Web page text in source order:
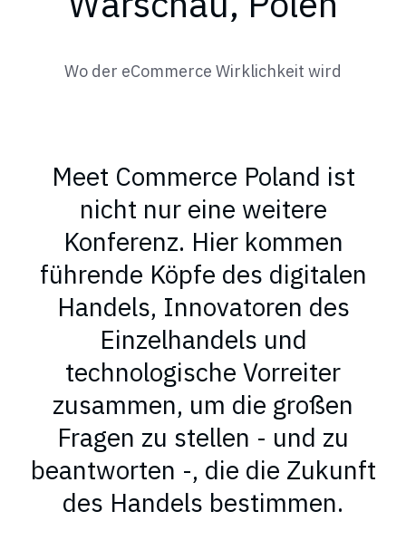
Wo der eCommerce Wirklichkeit wird
Meet Commerce Poland ist
nicht nur eine weitere
Konferenz. Hier kommen
führende Köpfe des digitalen
Handels, Innovatoren des
Einzelhandels und
technologische Vorreiter
zusammen, um die großen
Fragen zu stellen - und zu
beantworten -, die die Zukunft
des Handels bestimmen.